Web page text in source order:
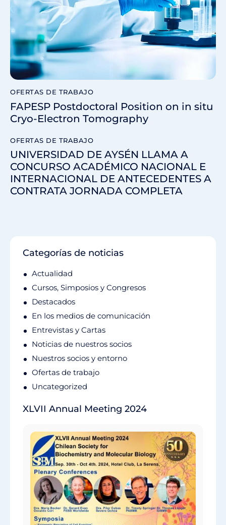
OFERTAS DE TRABAJO
FAPESP Postdoctoral Position on in situ
Cryo-Electron Tomography
OFERTAS DE TRABAJO
UNIVERSIDAD DE AYSÉN LLAMA A
CONCURSO ACADÉMICO NACIONAL E
INTERNACIONAL DE ANTECEDENTES A
CONTRATA JORNADA COMPLETA
Categorías de noticias
Actualidad
Cursos, Simposios y Congresos
Destacados
En los medios de comunicación
Entrevistas y Cartas
Noticias de nuestros socios
Nuestros socios y entorno
Ofertas de trabajo
Uncategorized
XLVII Annual Meeting 2024